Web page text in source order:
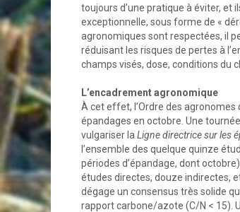
toujours d’une pratique à éviter, et
exceptionnelle, sous forme de «
agronomiques sont respectées, il
réduisant les risques de pertes à
champs visés, dose, conditions du
L’encadrement agronomique
À cet effet, l’Ordre des
épandages en octobre. Une
vulgariser la Ligne directrice sur les
l’ensemble des quelque quinze
périodes d’épandage, dont
études directes, douze indirectes,
dégage un consensus très solide
rapport carbone/azote (C/N < 15).